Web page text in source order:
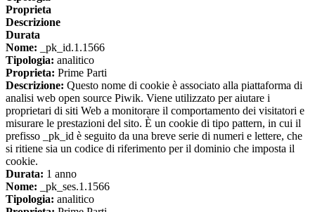
Proprieta
Descrizione
Durata
Nome: _pk_id.1.1566
Tipologia: analitico
Proprieta: Prime Parti
Descrizione: Questo nome di cookie è associato alla piattaforma di
analisi web open source Piwik. Viene utilizzato per aiutare i
proprietari di siti Web a monitorare il comportamento dei visitatori e
misurare le prestazioni del sito. È un cookie di tipo pattern, in cui il
prefisso _pk_id è seguito da una breve serie di numeri e lettere, che
si ritiene sia un codice di riferimento per il dominio che imposta il
cookie.
Durata: 1 anno
Nome: _pk_ses.1.1566
Tipologia: analitico